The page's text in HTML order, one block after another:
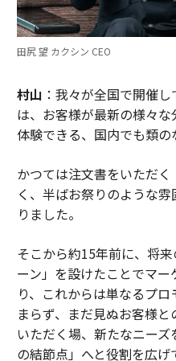
田尻 望 カクシン CEO
村山 ：我々が全国で開催
は、お客様が最新の様々
体験できる、国内でも類の
かつては注文書をいただ
く、半ばお祭りのような
りました。
そこから約15年前に、将
ーン」を設けたことでマ
り、これからは単なるプ
まらず、まだ見ぬお客様
いただく場、新たなニー
の結節点」へと役割を広げ